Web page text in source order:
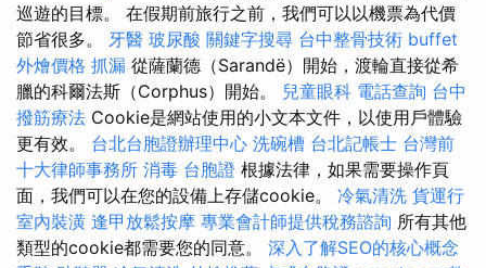
巡遊的目標。 在假期前旅行之前，我們可以以機票為代價
節省很多。 牙醫 玻尿酸 關鍵字搜尋 台中整骨技術 buffet
外燴價格 抓漏 從薩蘭德（Sarandë）開始，渡輪直接從希
臘的科爾法斯（Corphus）開始。 兒童眼科 電話查詢 台中
撥筋療法 Cookie是網站使用的小文本文件，以使用戶體驗
更有效。 台北台胞證辦理中心 洗碗槽 台北記帳士 台灣前
十大律師事務所 消毒 台胞證 根據法律，如果需要操作頁
面，我們可以在您的設備上存儲cookie。 冷氣清洗 貨運行
室內裝潢 逢甲放鬆按摩 專業會計師提供稅務諮詢 所有其他
類型的cookie都需要您的同意。 深入了解SEO的核心概念